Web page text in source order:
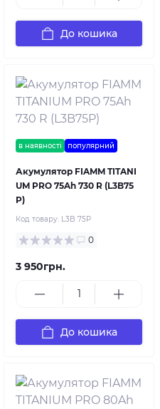
До кошика
в наявності популярний
Акумулятор FIAMM TITANI
UM PRO 75Ah 730 R (L3B75
P)
Код товару: L3B 75P
0
3 950грн.
До кошика